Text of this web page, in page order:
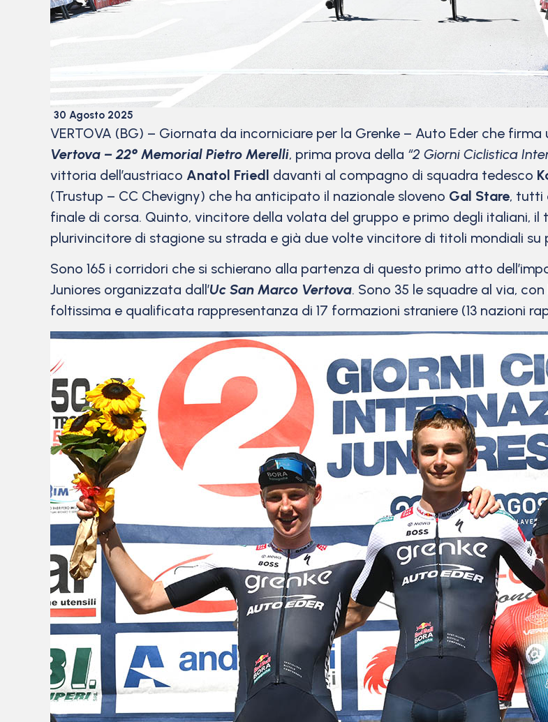
30 Agosto 2025
VERTOVA (BG) – Giornata da incorniciare per la Grenke – Auto Eder che
Vertova – 22° Memorial Pietro Merelli, prima prova della “2 Giorni Ciclistica
vittoria dell’austriaco Anatol Friedl davanti al compagno di squadra tedesco
(Trustup – CC Chevigny) che ha anticipato il nazionale sloveno Gal Stare, tutti
finale di corsa. Quinto, vincitore della volata del gruppo e primo degli italiani, il
plurivincitore di stagione su strada e già due volte vincitore di titoli mondiali su
Sono 165 i corridori che si schierano alla partenza di questo primo atto
Juniores organizzata dall’Uc San Marco Vertova. Sono 35 le squadre al via,
foltissima e qualificata rappresentanza di 17 formazioni straniere (13 nazioni